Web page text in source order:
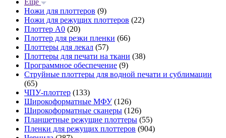
Еще
Ножи для плоттеров (9)
Ножи для режущих плоттеров (22)
Плоттер А0 (20)
Плоттер для резки пленки (66)
Плоттеры для лекал (57)
Плоттеры для печати на ткани (38)
Программное обеспечение (9)
Струйные плоттеры для водной печати и сублимации
(65)
ЧПУ-плоттер (133)
Широкоформатные МФУ(126)
Широкоформатные сканеры (126)
Планшетные режущие плоттеры (55)
Пленки для режущих плоттеров (904)